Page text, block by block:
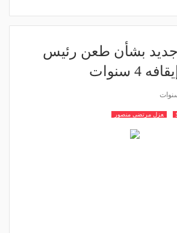
جديد بشأن طعن رئيس
سنوات
عزل مرتضى منصور